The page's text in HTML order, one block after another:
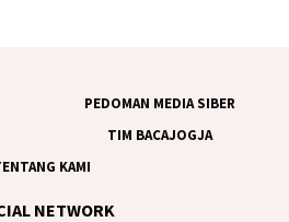
PEDOMAN MEDIA SIBER
TIM BACAJOGJA
KAMI
NETWORK